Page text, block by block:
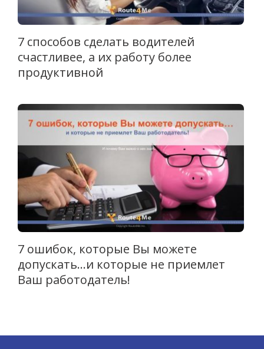
7 способов сделать водителей
счастливee, а их работу более
продуктивной
7 ошибок, которые Вы можете
допускать…и которые не приемлет
Ваш работодатель!